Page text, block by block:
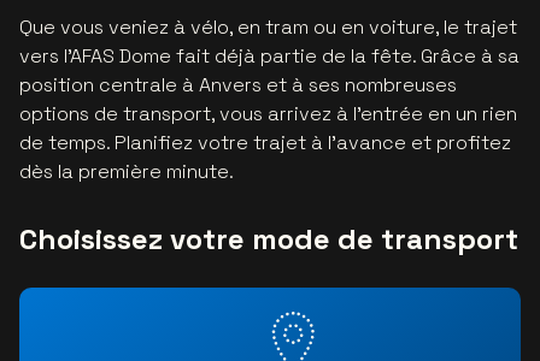
Que vous veniez à vélo, en tram ou en voiture, le trajet
vers l'AFAS Dome fait déjà partie de la fête. Grâce à sa
position centrale à Anvers et à ses nombreuses
options de transport, vous arrivez à l'entrée en un rien
de temps. Planifiez votre trajet à l'avance et profitez
dès la première minute.
Choisissez votre mode de transport